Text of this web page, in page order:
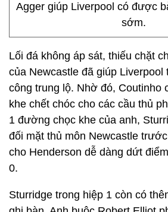
Agger giúp Liverpool có được
sớm.
Lối đá không áp sát, thiếu chặt
của Newcastle đã giúp Liverpool
công trung lộ. Nhờ đó, Coutinho
khe chết chóc cho các cầu thủ
1 đường chọc khe của anh,
đối mặt thủ môn Newcastle
cho Henderson dễ dàng dứt
0.
Sturridge trong hiệp 1 còn có